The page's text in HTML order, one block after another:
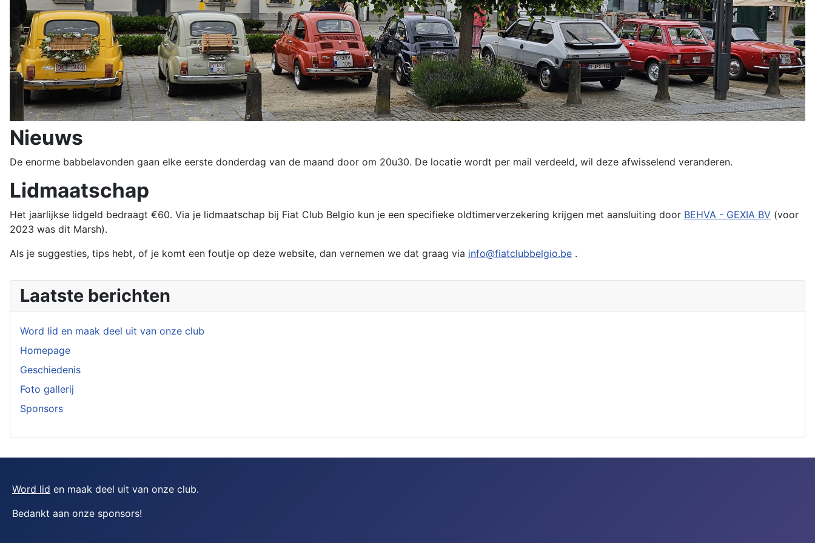
Nieuws
De enorme babbelavonden gaan elke eerste donderdag van de maand door om 20u30. De locatie wordt per mail verdeeld, wil deze afwisselend veranderen.
Lidmaatschap
Het jaarlijkse lidgeld bedraagt ​​€60. Via je lidmaatschap bij Fiat Club Belgio kun je een specifieke oldtimerverzekering krijgen met aansluiting door BEHVA - GEXIA BV (voor
2023 was dit Marsh).
Als je suggesties, tips hebt, of je komt een foutje op deze website, dan vernemen we dat graag via info@fiatclubbelgio.be .
Laatste berichten
Word lid en maak deel uit van onze club
Homepage
Geschiedenis
Foto gallerij
Sponsors
Word lid en maak deel uit van onze club.
Bedankt aan onze sponsors!